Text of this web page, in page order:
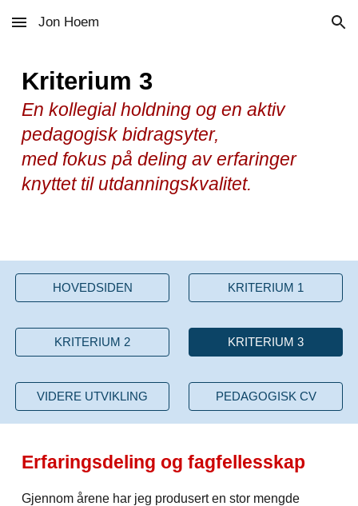
Skip to main content Skip to navigation
Jon Hoem
Kriterium 3
En kollegial holdning og en aktiv
pedagogisk bidragsyter,
med fokus på deling av erfaringer
knyttet til utdanningskvalitet.
HOVEDSIDEN KRITERIUM 1
KRITERIUM 2 KRITERIUM 3
VIDERE UTVIKLING PEDAGOGISK CV
Erfaringsdeling og fagfellesskap
Gjennom årene har jeg produsert en stor mengde